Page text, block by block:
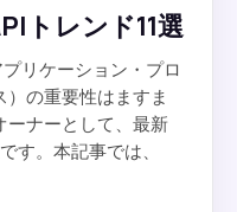
トレンド11選
リケーション・プロ
の重要性はますま
ーナーとして、最新
す。本記事では、